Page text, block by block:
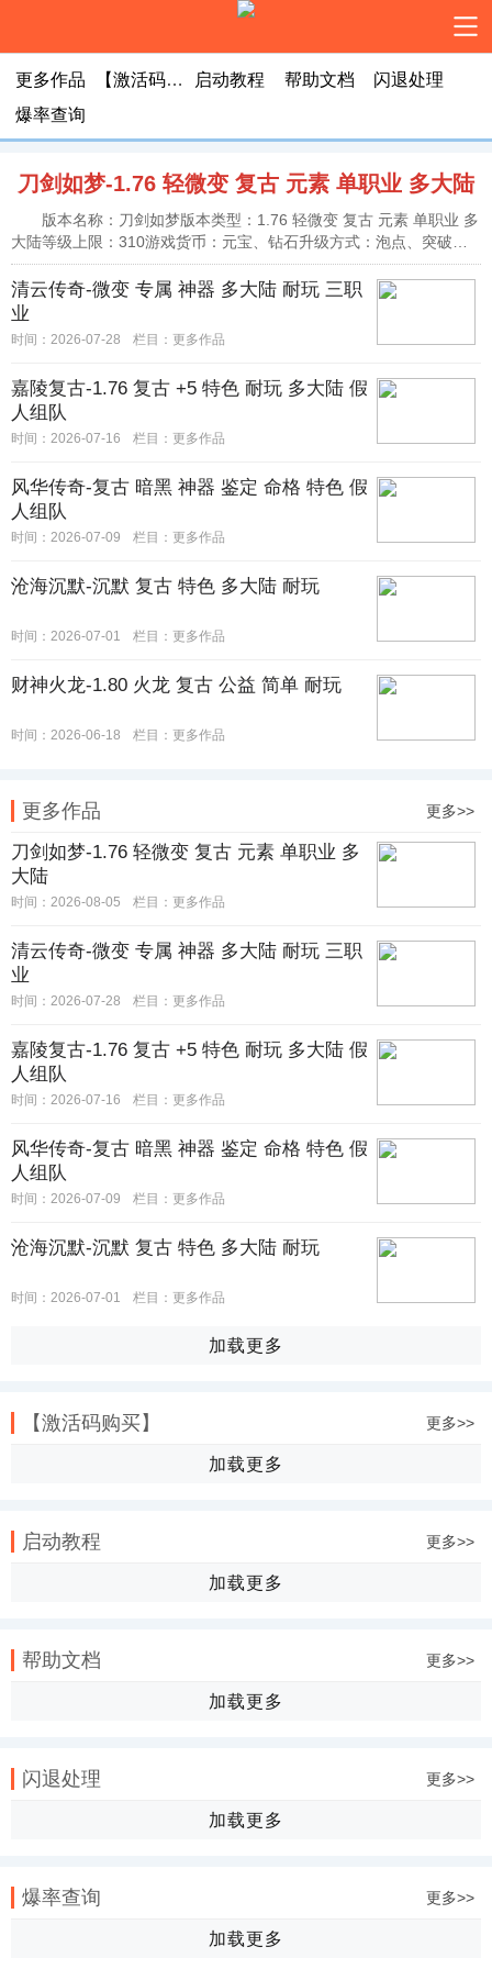
更多作品 【激活码购买】 启动教程 帮助文档
闪退处理
爆率查询
刀剑如梦-1.76 轻微变 复古 元素 单职业 多大陆
版本名称：刀剑如梦版本类型：1.76 轻微变 复古 元素 单职业 多
大陆等级上限：310游戏货币：元宝、钻石升级方式：泡点、突破技
能类型：高等级技能、强化9重装备等级：43套装···
清云传奇-微变 专属 神器 多大陆 耐玩 三职
业
时间：2026-07-28 栏目： 更多作品
嘉陵复古-1.76 复古 +5 特色 耐玩 多大陆 假
人组队
时间：2026-07-16 栏目： 更多作品
风华传奇-复古 暗黑 神器 鉴定 命格 特色 假
人组队
时间：2026-07-09 栏目： 更多作品
沧海沉默-沉默 复古 特色 多大陆 耐玩
时间：2026-07-01 栏目： 更多作品
财神火龙-1.80 火龙 复古 公益 简单 耐玩
时间：2026-06-18 栏目： 更多作品
更多作品 更多>>
刀剑如梦-1.76 轻微变 复古 元素 单职业 多
大陆
时间：2026-08-05 栏目： 更多作品
清云传奇-微变 专属 神器 多大陆 耐玩 三职
业
时间：2026-07-28 栏目： 更多作品
嘉陵复古-1.76 复古 +5 特色 耐玩 多大陆 假
人组队
时间：2026-07-16 栏目： 更多作品
风华传奇-复古 暗黑 神器 鉴定 命格 特色 假
人组队
时间：2026-07-09 栏目： 更多作品
沧海沉默-沉默 复古 特色 多大陆 耐玩
时间：2026-07-01 栏目： 更多作品
加载更多
【激活码购买】 更多>>
加载更多
启动教程 更多>>
加载更多
帮助文档 更多>>
加载更多
闪退处理 更多>>
加载更多
爆率查询 更多>>
加载更多